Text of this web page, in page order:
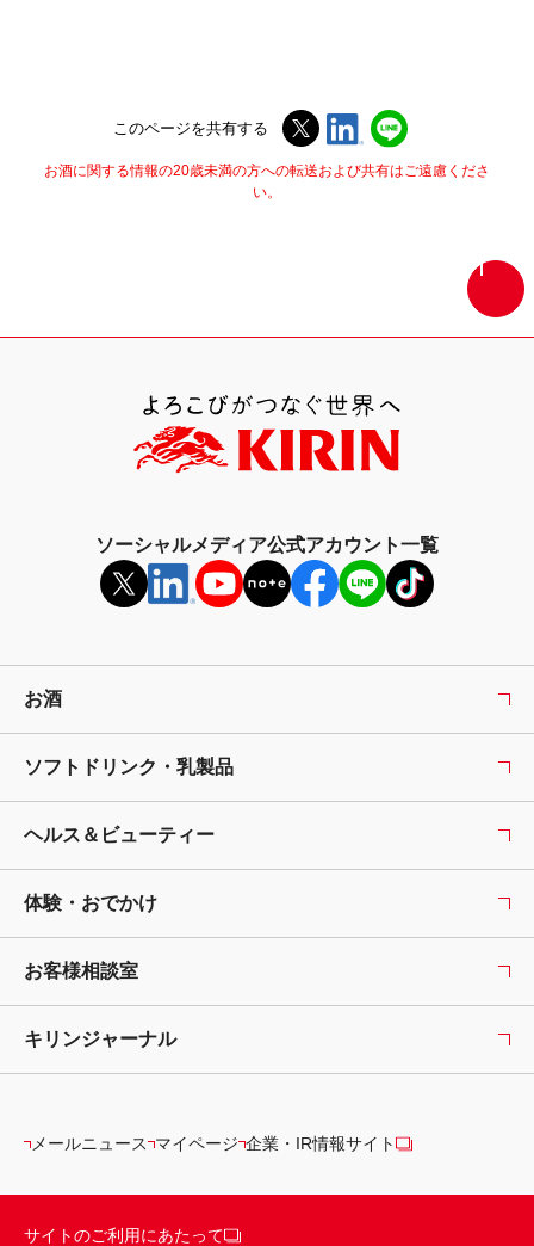
このページを共有する
お酒に関する情報の20歳未満の方への転送および共有はご遠慮くださ
い。
画
面
最
上
ソーシャルメディア公式アカウント一覧
お酒
ソフトドリンク・乳製品
ヘルス＆ビューティー
体験・おでかけ
お客様相談室
キリンジャーナル
メールニュース マイページ 企業・IR情報サイト
サイトのご利用にあたって